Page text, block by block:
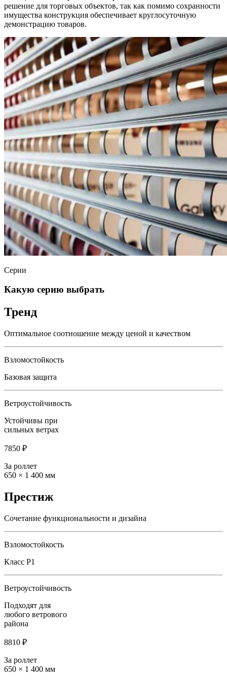
решение для торговых объектов, так как помимо сохранности
имущества конструкция обеспечивает круглосуточную
демонстрацию товаров.
Серии
Какую серию выбрать
Тренд
Оптимальное соотношение между ценой и качеством
Взломостойкость
Базовая защита
Ветроустойчивость
Устойчивы при
сильных ветрах
7850 ₽
За роллет
650 × 1 400 мм
Престиж
Сочетание функциональности и дизайна
Взломостойкость
Класс Р1
Ветроустойчивость
Подходят для
любого ветрового
района
8810 ₽
За роллет
650 × 1 400 мм